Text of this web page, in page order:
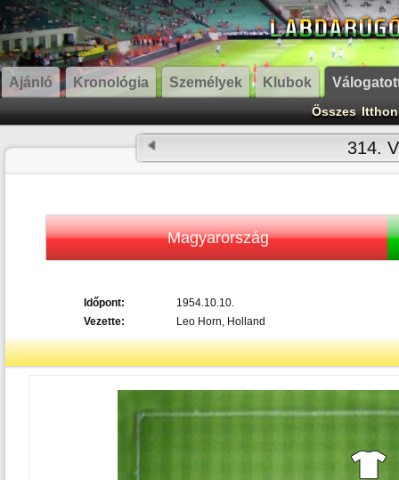
Ajánló Kronológia Személyek Klubok
Összes Itthon
314.
Magyarország
Időpont:
1954.10.10.
Vezette:
Leo Horn, Holland